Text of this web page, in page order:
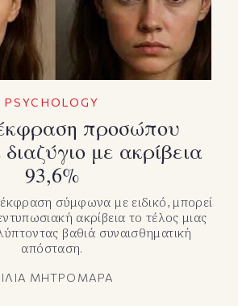
PSYCHOLOGY
προσώπου
με ακρίβεια
93,6%
σύμφωνα με ειδικό, μπορεί
ακρίβεια το τέλος μιας
βαθιά συναισθηματική
απόσταση.
ΜΗΤΡΟΜΑΡΑ